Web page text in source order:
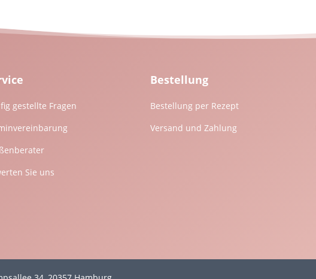
gestellte Fragen
Sie uns
Bestellung
Bestellung per Rezept
Versand und Zahlung